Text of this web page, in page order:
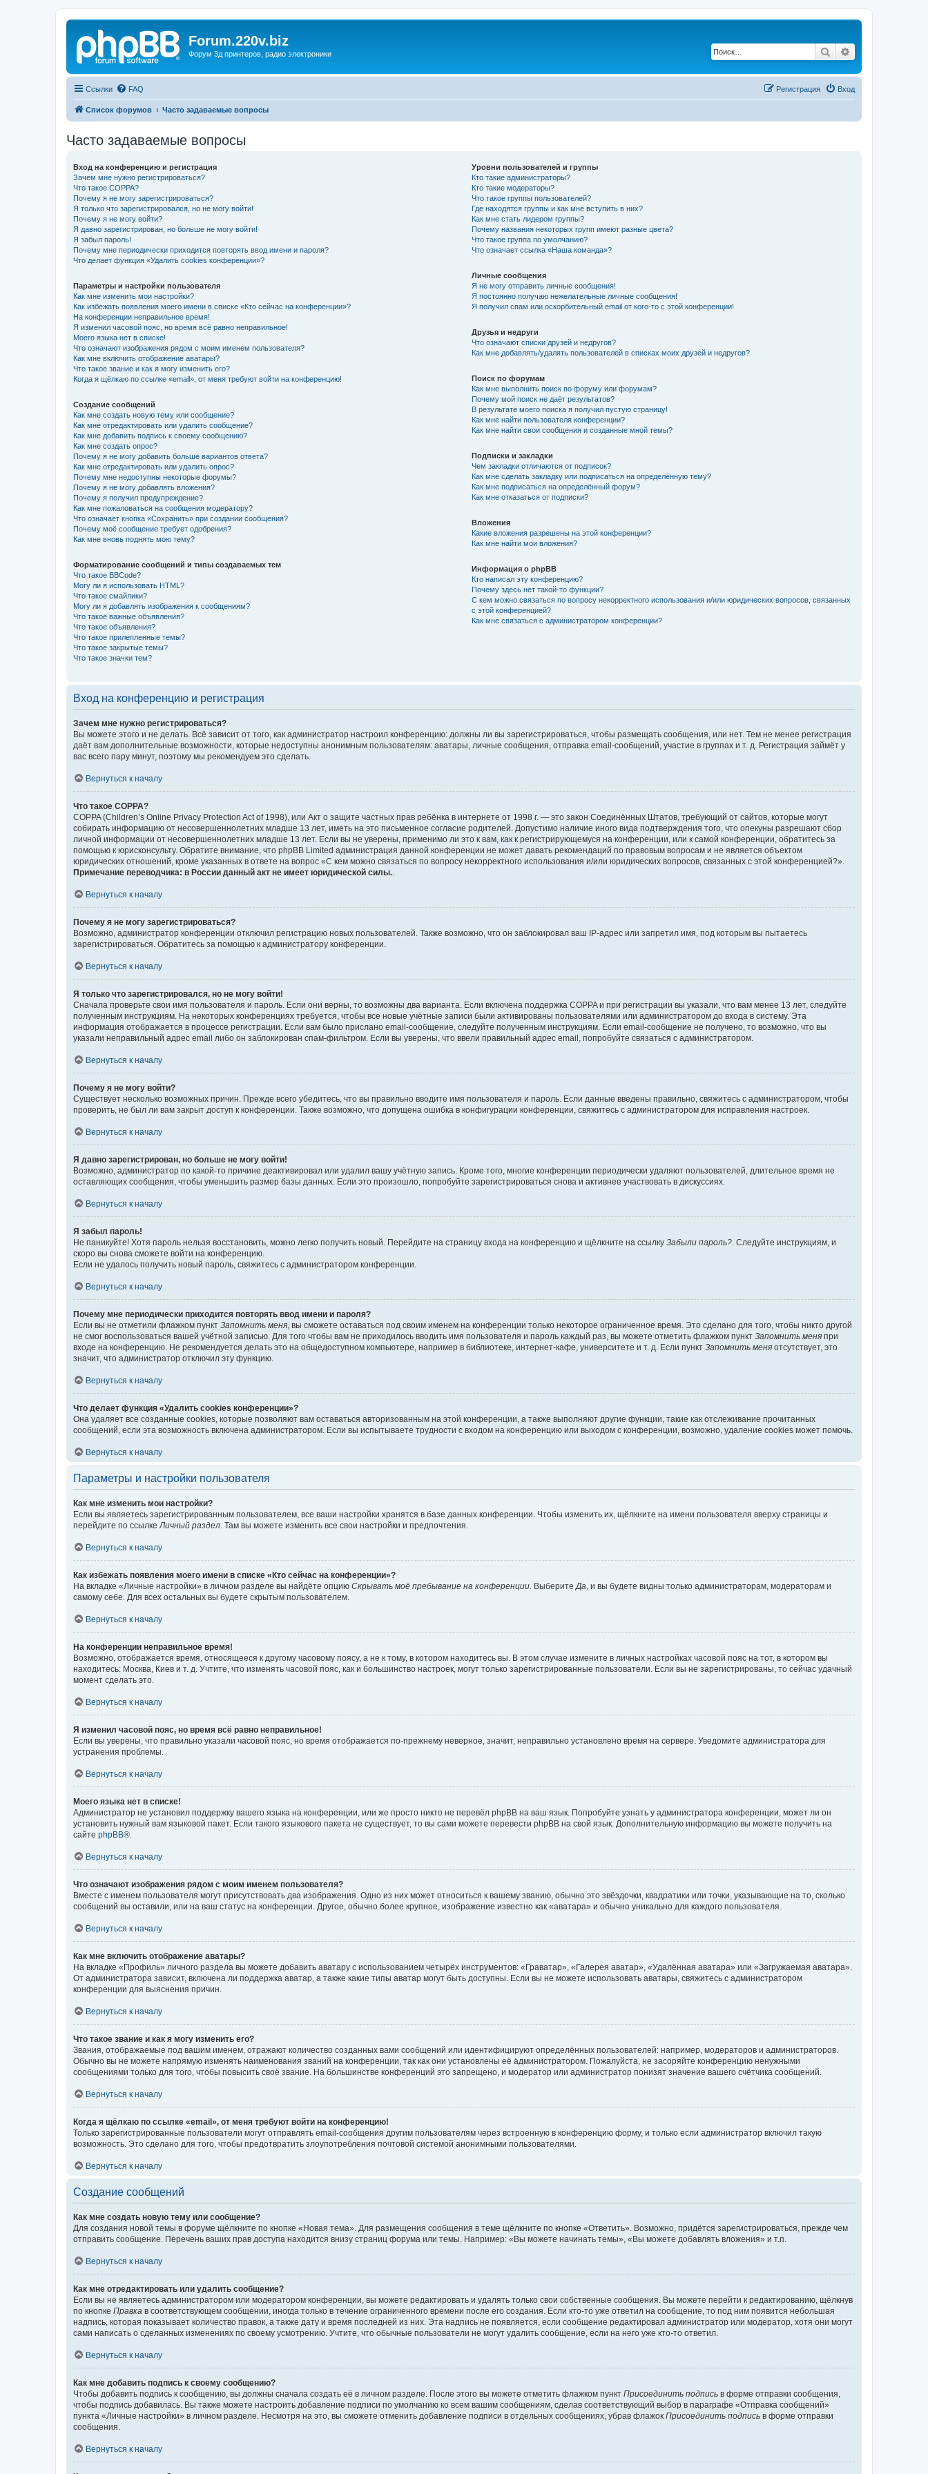
Forum.220v.biz
Форум 3д принтеров, радио электроники Поиск
Ссылки FAQ Вход
Регистрация
Список форумов Часто задаваемые вопросы
Часто задаваемые вопросы
Вход на конференцию и регистрация
Зачем мне нужно регистрироваться?
Что такое COPPA?
Почему я не могу зарегистрироваться?
Я только что зарегистрировался, но не могу войти!
Почему я не могу войти?
Я давно зарегистрирован, но больше не могу войти!
Я забыл пароль!
Почему мне периодически приходится повторять ввод имени и пароля?
Что делает функция «Удалить cookies конференции»?
Параметры и настройки пользователя
Как мне изменить мои настройки?
Как избежать появления моего имени в списке «Кто сейчас на конференции»?
На конференции неправильное время!
Я изменил часовой пояс, но время всё равно неправильное!
Моего языка нет в списке!
Что означают изображения рядом с моим именем пользователя?
Как мне включить отображение аватары?
Что такое звание и как я могу изменить его?
Когда я щёлкаю по ссылке «email», от меня требуют войти на конференцию!
Создание сообщений
Как мне создать новую тему или сообщение?
Как мне отредактировать или удалить сообщение?
Как мне добавить подпись к своему сообщению?
Как мне создать опрос?
Почему я не могу добавить больше вариантов ответа?
Как мне отредактировать или удалить опрос?
Почему мне недоступны некоторые форумы?
Почему я не могу добавлять вложения?
Почему я получил предупреждение?
Как мне пожаловаться на сообщения модератору?
Что означает кнопка «Сохранить» при создании сообщения?
Почему моё сообщение требует одобрения?
Как мне вновь поднять мою тему?
Форматирование сообщений и типы создаваемых тем
Что такое BBCode?
Могу ли я использовать HTML?
Что такое смайлики?
Могу ли я добавлять изображения к сообщениям?
Что такое важные объявления?
Что такое объявления?
Что такое прилепленные темы?
Что такое закрытые темы?
Что такое значки тем?
Уровни пользователей и группы
Кто такие администраторы?
Кто такие модераторы?
Что такое группы пользователей?
Где находятся группы и как мне вступить в них?
Как мне стать лидером группы?
Почему названия некоторых групп имеют разные цвета?
Что такое группа по умолчанию?
Что означает ссылка «Наша команда»?
Личные сообщения
Я не могу отправить личные сообщения!
Я постоянно получаю нежелательные личные сообщения!
Я получил спам или оскорбительный email от кого-то с этой конференции!
Друзья и недруги
Что означают списки друзей и недругов?
Как мне добавлять/удалять пользователей в списках моих друзей и недругов?
Поиск по форумам
Как мне выполнить поиск по форуму или форумам?
Почему мой поиск не даёт результатов?
В результате моего поиска я получил пустую страницу!
Как мне найти пользователя конференции?
Как мне найти свои сообщения и созданные мной темы?
Подписки и закладки
Чем закладки отличаются от подписок?
Как мне сделать закладку или подписаться на определённую тему?
Как мне подписаться на определённый форум?
Как мне отказаться от подписки?
Вложения
Какие вложения разрешены на этой конференции?
Как мне найти мои вложения?
Информация о phpBB
Кто написал эту конференцию?
Почему здесь нет такой-то функции?
С кем можно связаться по вопросу некорректного использования и/или юридических вопросов, связанных
с этой конференцией?
Как мне связаться с администратором конференции?
Вход на конференцию и регистрация
Зачем мне нужно регистрироваться?
Вы можете этого и не делать. Всё зависит от того, как администратор настроил конференцию: должны ли вы зарегистрироваться, чтобы размещать сообщения, или нет. Тем не менее регистрация
даёт вам дополнительные возможности, которые недоступны анонимным пользователям: аватары, личные сообщения, отправка email-сообщений, участие в группах и т. д. Регистрация займёт у
вас всего пару минут, поэтому мы рекомендуем это сделать.
Вернуться к началу
Что такое COPPA?
COPPA (Children’s Online Privacy Protection Act of 1998), или Акт о защите частных прав ребёнка в интернете от 1998 г. — это закон Соединённых Штатов, требующий от сайтов, которые могут
собирать информацию от несовершеннолетних младше 13 лет, иметь на это письменное согласие родителей. Допустимо наличие иного вида подтверждения того, что опекуны разрешают сбор
личной информации от несовершеннолетних младше 13 лет. Если вы не уверены, применимо ли это к вам, как к регистрирующемуся на конференции, или к самой конференции, обратитесь за
помощью к юрисконсульту. Обратите внимание, что phpBB Limited администрация данной конференции не может давать рекомендаций по правовым вопросам и не является объектом
юридических отношений, кроме указанных в ответе на вопрос «С кем можно связаться по вопросу некорректного использования и/или юридических вопросов, связанных с этой конференцией?».
Примечание переводчика: в России данный акт не имеет юридической силы.
Вернуться к началу
Почему я не могу зарегистрироваться?
Возможно, администратор конференции отключил регистрацию новых пользователей. Также возможно, что он заблокировал ваш IP-адрес или запретил имя, под которым вы пытаетесь
зарегистрироваться. Обратитесь за помощью к администратору конференции.
Вернуться к началу
Я только что зарегистрировался, но не могу войти!
Сначала проверьте свои имя пользователя и пароль. Если они верны, то возможны два варианта. Если включена поддержка COPPA и при регистрации вы указали, что вам менее 13 лет, следуйте
полученным инструкциям. На некоторых конференциях требуется, чтобы все новые учётные записи были активированы пользователями или администратором до входа в систему. Эта
информация отображается в процессе регистрации. Если вам было прислано email-сообщение, следуйте полученным инструкциям. Если email-сообщение не получено, то возможно, что вы
указали неправильный адрес email либо он заблокирован спам-фильтром. Если вы уверены, что ввели правильный адрес email, попробуйте связаться с администратором.
Вернуться к началу
Почему я не могу войти?
Существует несколько возможных причин. Прежде всего убедитесь, что вы правильно вводите имя пользователя и пароль. Если данные введены правильно, свяжитесь с администратором, чтобы
проверить, не был ли вам закрыт доступ к конференции. Также возможно, что допущена ошибка в конфигурации конференции, свяжитесь с администратором для исправления настроек.
Вернуться к началу
Я давно зарегистрирован, но больше не могу войти!
Возможно, администратор по какой-то причине деактивировал или удалил вашу учётную запись. Кроме того, многие конференции периодически удаляют пользователей, длительное время не
оставляющих сообщения, чтобы уменьшить размер базы данных. Если это произошло, попробуйте зарегистрироваться снова и активнее участвовать в дискуссиях.
Вернуться к началу
Я забыл пароль!
Не паникуйте! Хотя пароль нельзя восстановить, можно легко получить новый. Перейдите на страницу входа на конференцию и щёлкните на ссылку Забыли пароль? . Следуйте инструкциям, и
скоро вы снова сможете войти на конференцию.
Если не удалось получить новый пароль, свяжитесь с администратором конференции.
Вернуться к началу
Почему мне периодически приходится повторять ввод имени и пароля?
Если вы не отметили флажком пункт Запомнить меня , вы сможете оставаться под своим именем на конференции только некоторое ограниченное время. Это сделано для того, чтобы никто другой
не смог воспользоваться вашей учётной записью. Для того чтобы вам не приходилось вводить имя пользователя и пароль каждый раз, вы можете отметить флажком пункт Запомнить меня при
входе на конференцию. Не рекомендуется делать это на общедоступном компьютере, например в библиотеке, интернет-кафе, университете и т. д. Если пункт Запомнить меня отсутствует, это
значит, что администратор отключил эту функцию.
Вернуться к началу
Что делает функция «Удалить cookies конференции»?
Она удаляет все созданные cookies, которые позволяют вам оставаться авторизованным на этой конференции, а также выполняют другие функции, такие как отслеживание прочитанных
сообщений, если эта возможность включена администратором. Если вы испытываете трудности с входом на конференцию или выходом с конференции, возможно, удаление cookies может помочь.
Вернуться к началу
Параметры и настройки пользователя
Как мне изменить мои настройки?
Если вы являетесь зарегистрированным пользователем, все ваши настройки хранятся в базе данных конференции. Чтобы изменить их, щёлкните на имени пользователя вверху страницы и
перейдите по ссылке Личный раздел . Там вы можете изменить все свои настройки и предпочтения.
Вернуться к началу
Как избежать появления моего имени в списке «Кто сейчас на конференции»?
На вкладке «Личные настройки» в личном разделе вы найдёте опцию Скрывать моё пребывание на конференции . Выберите Да , и вы будете видны только администраторам, модераторам и
самому себе. Для всех остальных вы будете скрытым пользователем.
Вернуться к началу
На конференции неправильное время!
Возможно, отображается время, относящееся к другому часовому поясу, а не к тому, в котором находитесь вы. В этом случае измените в личных настройках часовой пояс на тот, в котором вы
находитесь: Москва, Киев и т. д. Учтите, что изменять часовой пояс, как и большинство настроек, могут только зарегистрированные пользователи. Если вы не зарегистрированы, то сейчас удачный
момент сделать это.
Вернуться к началу
Я изменил часовой пояс, но время всё равно неправильное!
Если вы уверены, что правильно указали часовой пояс, но время отображается по-прежнему неверное, значит, неправильно установлено время на сервере. Уведомите администратора для
устранения проблемы.
Вернуться к началу
Моего языка нет в списке!
Администратор не установил поддержку вашего языка на конференции, или же просто никто не перевёл phpBB на ваш язык. Попробуйте узнать у администратора конференции, может ли он
установить нужный вам языковой пакет. Если такого языкового пакета не существует, то вы сами можете перевести phpBB на свой язык. Дополнительную информацию вы можете получить на
сайте phpBB®.
Вернуться к началу
Что означают изображения рядом с моим именем пользователя?
Вместе с именем пользователя могут присутствовать два изображения. Одно из них может относиться к вашему званию, обычно это звёздочки, квадратики или точки, указывающие на то, сколько
сообщений вы оставили, или на ваш статус на конференции. Другое, обычно более крупное, изображение известно как «аватара» и обычно уникально для каждого пользователя.
Вернуться к началу
Как мне включить отображение аватары?
На вкладке «Профиль» личного раздела вы можете добавить аватару с использованием четырёх инструментов: «Граватар», «Галерея аватар», «Удалённая аватара» или «Загружаемая аватара».
От администратора зависит, включена ли поддержка аватар, а также какие типы аватар могут быть доступны. Если вы не можете использовать аватары, свяжитесь с администратором
конференции для выяснения причин.
Вернуться к началу
Что такое звание и как я могу изменить его?
Звания, отображаемые под вашим именем, отражают количество созданных вами сообщений или идентифицируют определённых пользователей: например, модераторов и администраторов.
Обычно вы не можете напрямую изменять наименования званий на конференции, так как они установлены её администратором. Пожалуйста, не засоряйте конференцию ненужными
сообщениями только для того, чтобы повысить своё звание. На большинстве конференций это запрещено, и модератор или администратор понизят значение вашего счётчика сообщений.
Вернуться к началу
Когда я щёлкаю по ссылке «email», от меня требуют войти на конференцию!
Только зарегистрированные пользователи могут отправлять email-сообщения другим пользователям через встроенную в конференцию форму, и только если администратор включил такую
возможность. Это сделано для того, чтобы предотвратить злоупотребления почтовой системой анонимными пользователями.
Вернуться к началу
Создание сообщений
Как мне создать новую тему или сообщение?
Для создания новой темы в форуме щёлкните по кнопке «Новая тема». Для размещения сообщения в теме щёлкните по кнопке «Ответить». Возможно, придётся зарегистрироваться, прежде чем
отправить сообщение. Перечень ваших прав доступа находится внизу страниц форума или темы. Например: «Вы можете начинать темы», «Вы можете добавлять вложения» и т.п.
Вернуться к началу
Как мне отредактировать или удалить сообщение?
Если вы не являетесь администратором или модератором конференции, вы можете редактировать и удалять только свои собственные сообщения. Вы можете перейти к редактированию, щёлкнув
по кнопке Правка в соответствующем сообщении, иногда только в течение ограниченного времени после его создания. Если кто-то уже ответил на сообщение, то под ним появится небольшая
надпись, которая показывает количество правок, а также дату и время последней из них. Эта надпись не появляется, если сообщение редактировал администратор или модератор, хотя они могут
сами написать о сделанных изменениях по своему усмотрению. Учтите, что обычные пользователи не могут удалить сообщение, если на него уже кто-то ответил.
Вернуться к началу
Как мне добавить подпись к своему сообщению?
Чтобы добавить подпись к сообщению, вы должны сначала создать её в личном разделе. После этого вы можете отметить флажком пункт Присоединить подпись в форме отправки сообщения,
чтобы подпись добавилась. Вы также можете настроить добавление подписи по умолчанию ко всем вашим сообщениям, сделав соответствующий выбор в параграфе «Отправка сообщений»
пункта «Личные настройки» в личном разделе. Несмотря на это, вы сможете отменить добавление подписи в отдельных сообщениях, убрав флажок Присоединить подпись в форме отправки
сообщения.
Вернуться к началу